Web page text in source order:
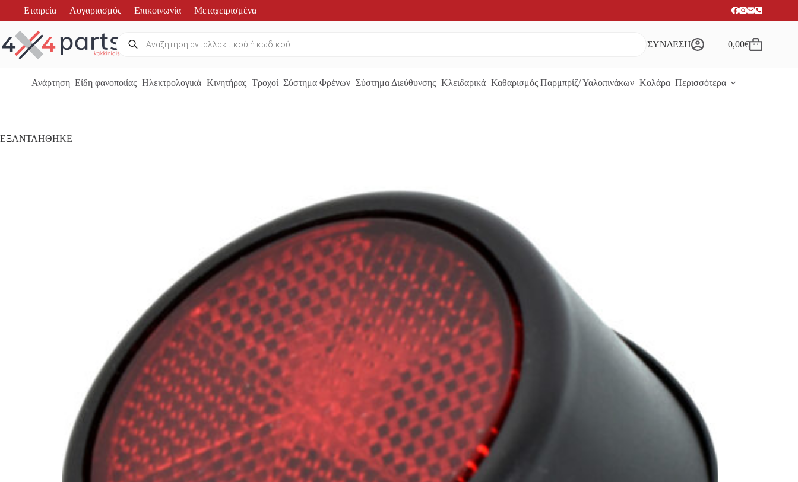
Εταιρεία Λογαριασμός Επικοινωνία Μεταχειρισμένα
Products
search
ΣΥΝΔΕΣΗ
Καλάθι
0,00€
Ανάρτηση Είδη φανοποιίας Ηλεκτρολογικά Κινητήρας Τροχοί Σύστημα Φρένων Σύστημα Διεύθυνσης Κλειδαρικά Καθαρισμός Παρμπρίζ/ Υαλοπινάκων Κολάρα Περισσότερα
ΕΞΑΝΤΛΗΘΗΚΕ